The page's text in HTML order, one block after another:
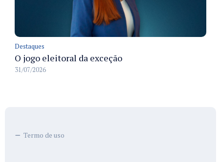
Destaques
O jogo eleitoral da exceção
31/07/2026
Termo de uso